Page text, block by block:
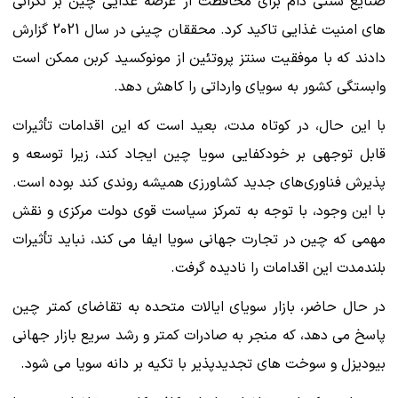
های امنیت غذایی تاکید کرد. محققان چینی در سال 2021 گزارش
دادند که با موفقیت سنتز پروتئین از مونوکسید کربن ممکن است
وابستگی کشور به سویای وارداتی را کاهش دهد.
با این حال، در کوتاه مدت، بعید است که این اقدامات تأثیرات
قابل توجهی بر خودکفایی سویا چین ایجاد کند، زیرا توسعه و
پذیرش فناوری‌های جدید کشاورزی همیشه روندی کند بوده است.
با این وجود، با توجه به تمرکز سیاست قوی دولت مرکزی و نقش
مهمی که چین در تجارت جهانی سویا ایفا می کند، نباید تأثیرات
بلندمدت این اقدامات را نادیده گرفت.
در حال حاضر، بازار سویای ایالات متحده به تقاضای کمتر چین
پاسخ می دهد، که منجر به صادرات کمتر و رشد سریع بازار جهانی
بیودیزل و سوخت های تجدیدپذیر با تکیه بر دانه سویا می شود.